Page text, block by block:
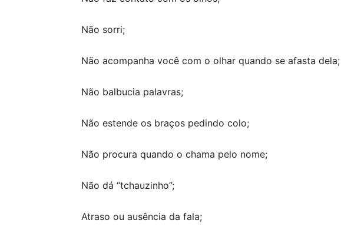
Não sorri;
Não acompanha você com o olhar quando se afasta dela;
Não balbucia palavras;
Não estende os braços pedindo colo;
Não procura quando o chama pelo nome;
Não dá “tchauzinho”;
Atraso ou ausência da fala;